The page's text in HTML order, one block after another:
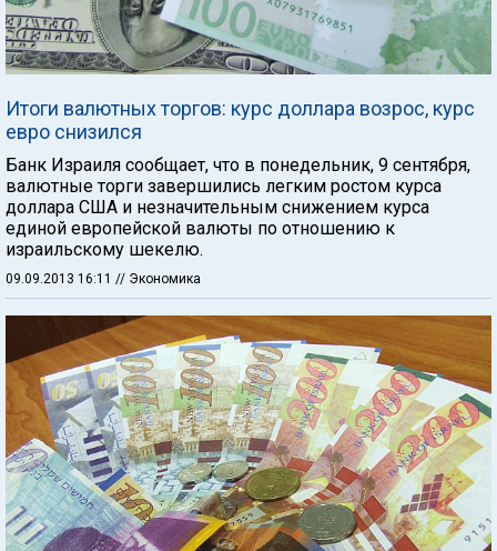
Итоги валютных торгов: курс доллара возрос, курс
евро снизился
Банк Израиля сообщает, что в понедельник, 9 сентября,
валютные торги завершились легким ростом курса
доллара США и незначительным снижением курса
единой европейской валюты по отношению к
израильскому шекелю.
09.09.2013 16:11 // Экономика